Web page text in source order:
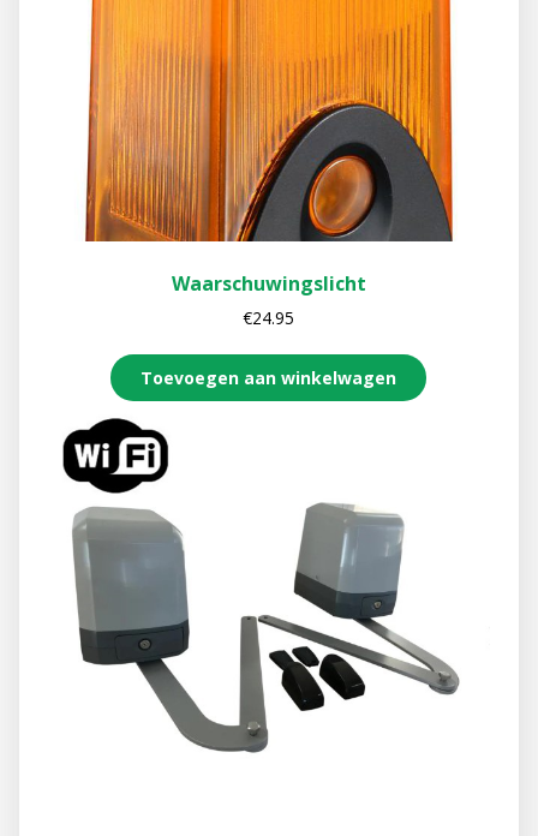
Waarschuwingslicht
€24.95
Toevoegen aan winkelwagen